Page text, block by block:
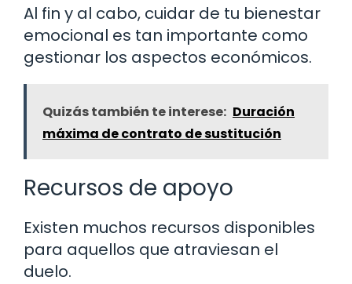
Al fin y al cabo, cuidar de tu bienestar
emocional es tan importante como
gestionar los aspectos económicos.
Quizás también te interese: Duración
máxima de contrato de sustitución
Recursos de apoyo
Existen muchos recursos disponibles
para aquellos que atraviesan el
duelo.